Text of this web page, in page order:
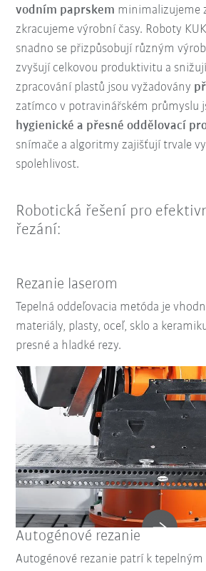
vodním paprskem minimalizujeme
zkracujeme výrobní časy. Roboty
snadno se přizpůsobují různým
zvyšují celkovou produktivitu a
zpracování plastů jsou vyžadovány
zatímco v potravinářském průmyslu
hygienické a přesné oddělovací
snímače a algoritmy zajišťují trvale
spolehlivost.
Robotická řešení pro
řezání:
Rezanie laserom
Tepelná oddeľovacia metóda je
materiály, plasty, oceľ, sklo a
presné a hladké rezy.
Autogénové rezanie
Autogénové rezanie patrí k tepelným